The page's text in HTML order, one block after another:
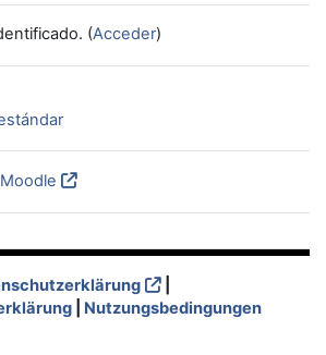
(Acceder)
Moodle
Nutzungsbedingungen